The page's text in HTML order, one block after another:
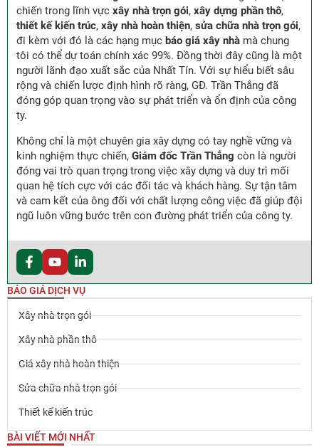
chiến trong lĩnh vực xây nhà trọn gói, xây dựng phần thô,
thiết kế kiến trúc, xây nhà hoàn thiện, sửa chữa nhà trọn gói,
đi kèm với đó là các hạng mục báo giá xây nhà mà chung
tôi có thể dự toán chính xác 99%. Đồng thời đây cũng là một
người lãnh đạo xuất sắc của Nhất Tín. Với sự hiểu biết sâu
rộng và chiến lược định hình rõ ràng, GĐ. Trần Thắng đã
đóng góp quan trọng vào sự phát triển và ổn định của công
ty.
Không chỉ là một chuyên gia xây dựng có tay nghề vững và
kinh nghiệm thực chiến, Giám đốc Trần Thắng còn là người
đóng vai trò quan trọng trong việc xây dựng và duy trì mối
quan hệ tích cực với các đối tác và khách hàng. Sự tận tâm
và cam kết của ông đối với chất lượng công việc đã giúp đội
ngũ luôn vững bước trên con đường phát triển của công ty.
BÁO GIÁ DỊCH VỤ
Xây nhà trọn gói
Xây nhà phần thô
Giá xây nhà hoàn thiện
Sửa chữa nhà trọn gói
Thiết kế kiến trúc
BÀI VIẾT MỚI NHẤT